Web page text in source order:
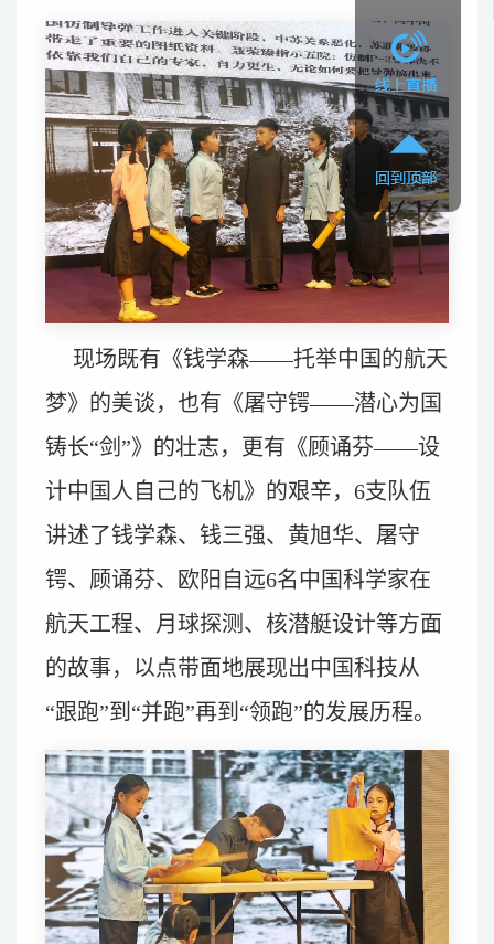
现场既有《钱学森——托举中国的航天
梦》的美谈，也有《屠守锷——潜心为国
铸长“剑”》的壮志，更有《顾诵芬——设
计中国人自己的飞机》的艰辛，6支队伍
讲述了钱学森、钱三强、黄旭华、屠守
锷、顾诵芬、欧阳自远6名中国科学家在
航天工程、月球探测、核潜艇设计等方面
的故事，以点带面地展现出中国科技从
“跟跑”到“并跑”再到“领跑”的发展历程。